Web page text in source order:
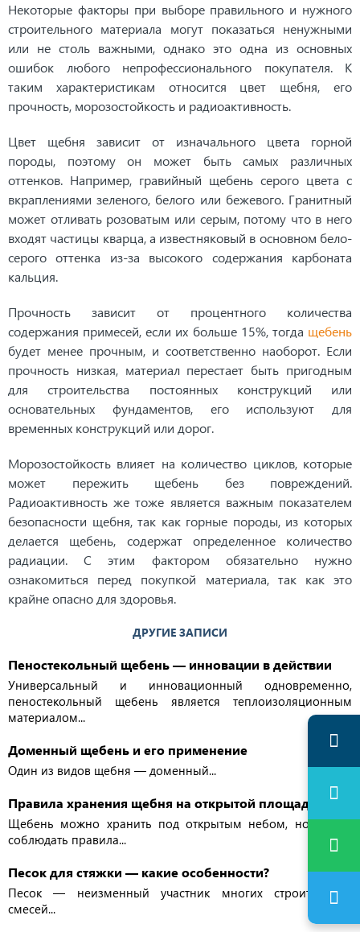
Некоторые факторы при выборе правильного и нужного
строительного материала могут показаться ненужными
или не столь важными, однако это одна из основных
ошибок любого непрофессионального покупателя. К
таким характеристикам относится цвет щебня, его
прочность, морозостойкость и радиоактивность.
Цвет щебня зависит от изначального цвета горной
породы, поэтому он может быть самых различных
оттенков. Например, гравийный щебень серого цвета с
вкраплениями зеленого, белого или бежевого. Гранитный
может отливать розоватым или серым, потому что в него
входят частицы кварца, а известняковый в основном бело-
серого оттенка из-за высокого содержания карбоната
кальция.
Прочность зависит от процентного количества
содержания примесей, если их больше 15%, тогда щебень
будет менее прочным, и соответственно наоборот. Если
прочность низкая, материал перестает быть пригодным
для строительства постоянных конструкций или
основательных фундаментов, его используют для
временных конструкций или дорог.
Морозостойкость влияет на количество циклов, которые
может пережить щебень без повреждений.
Радиоактивность же тоже является важным показателем
безопасности щебня, так как горные породы, из которых
делается щебень, содержат определенное количество
радиации. С этим фактором обязательно нужно
ознакомиться перед покупкой материала, так как это
крайне опасно для здоровья.
ДРУГИЕ ЗАПИСИ
Пеностекольный щебень — инновации в действии
Универсальный и инновационный одновременно,
пеностекольный щебень является теплоизоляционным
материалом...
Доменный щебень и его применение
Один из видов щебня — доменный...
Правила хранения щебня на открытой площадке
Щебень можно хранить под открытым небом, но важно
соблюдать правила...
Песок для стяжки — какие особенности?
Песок — неизменный участник многих строительных
смесей...